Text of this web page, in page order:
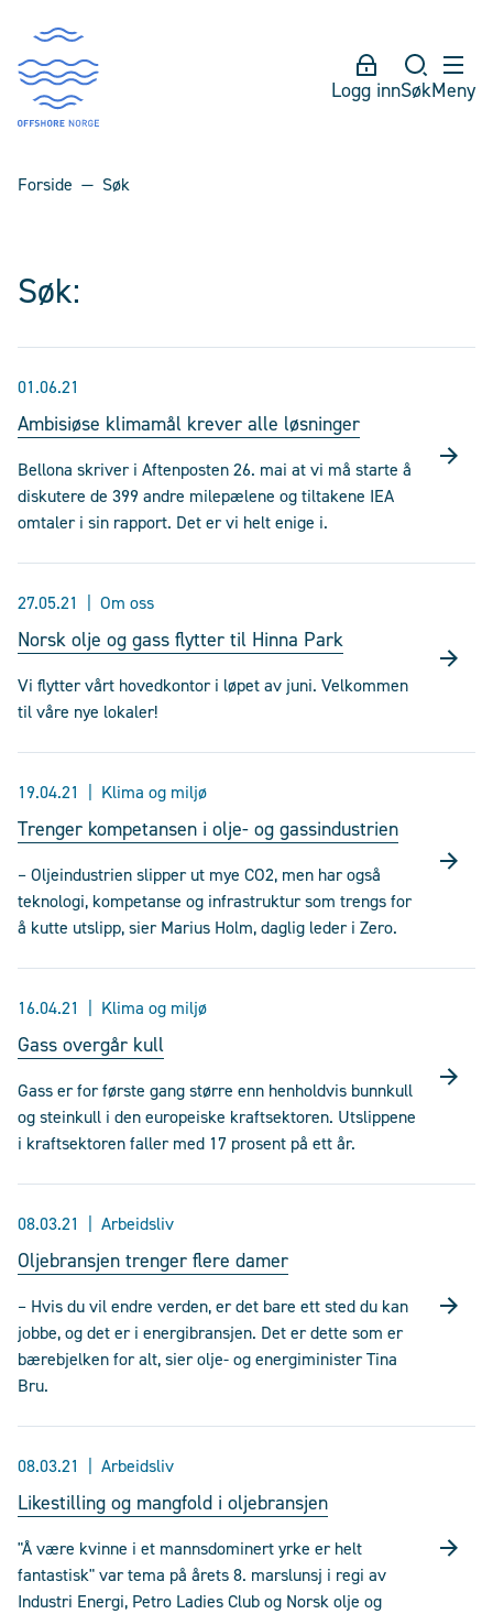
Logg innSøkMeny
Forside Søk
Søk:
01.06.21
Ambisiøse klimamål krever alle løsninger
Bellona skriver i Aftenposten 26. mai at vi må starte å
diskutere de 399 andre milepælene og tiltakene IEA
omtaler i sin rapport. Det er vi helt enige i.
27.05.21 Om oss
Norsk olje og gass flytter til Hinna Park
Vi flytter vårt hovedkontor i løpet av juni. Velkommen
til våre nye lokaler!
19.04.21 Klima og miljø
Trenger kompetansen i olje- og gassindustrien
– Oljeindustrien slipper ut mye CO2, men har også
teknologi, kompetanse og infrastruktur som trengs for
å kutte utslipp, sier Marius Holm, daglig leder i Zero.
16.04.21 Klima og miljø
Gass overgår kull
Gass er for første gang større enn henholdvis bunnkull
og steinkull i den europeiske kraftsektoren. Utslippene
i kraftsektoren faller med 17 prosent på ett år.
08.03.21 Arbeidsliv
Oljebransjen trenger flere damer
– Hvis du vil endre verden, er det bare ett sted du kan
jobbe, og det er i energibransjen. Det er dette som er
bærebjelken for alt, sier olje- og energiminister Tina
Bru.
08.03.21 Arbeidsliv
Likestilling og mangfold i oljebransjen
"Å være kvinne i et mannsdominert yrke er helt
fantastisk" var tema på årets 8. marslunsj i regi av
Industri Energi, Petro Ladies Club og Norsk olje og